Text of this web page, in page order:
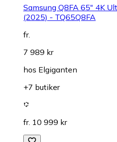
Samsung Q8FA 65" 4K
(2025) - TQ65Q8FA
fr.
7 989 kr
hos Elgiganten
+7 butiker
fr. 10 999 kr